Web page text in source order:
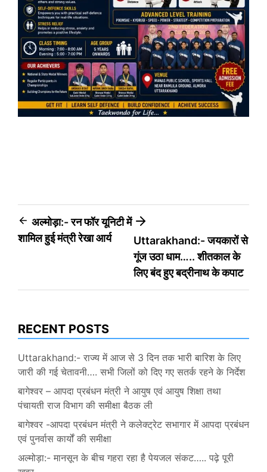
Post
navigation
अल्मोड़ा:- रन फॉर यूनिटी में
शामिल हुई मंत्री रेखा आर्य
Uttarakhand:- जयकारों से
गूंज उठा धाम….. शीतकाल के
लिए बंद हुए बद्रीनाथ के कपाट
RECENT POSTS
Uttarakhand:- राज्य में आज से 3 दिन तक भारी बारिश के लिए
जारी की गई चेतावनी…. सभी जिलों को दिए गए सतर्क रहने के निर्देश
बागेश्वर – आपदा प्रबंधन मंत्री ने आयुष एवं आयुष शिक्षा तथा
पंचायती राज विभाग की समीक्षा बैठक ली
बागेश्वर -आपदा प्रबंधन मंत्री ने कलेक्ट्रेट सभागार में आपदा प्रबंधन
एवं पुनर्वास कार्यों की समीक्षा
अल्मोड़ा:- मानसून के बीच गहरा रहा है पेयजल संकट….. पढ़े पूरी